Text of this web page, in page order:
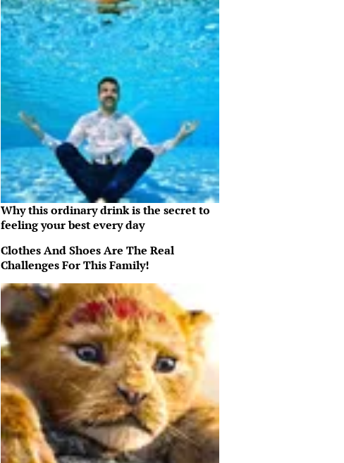
Why this ordinary drink is the secret to
feeling your best every day
Clothes And Shoes Are The Real
Challenges For This Family!